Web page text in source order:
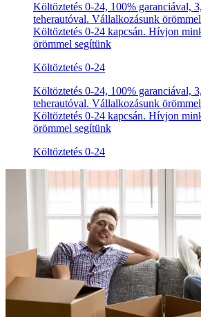
Költöztetés 0-24, 100% garanciával,
teherautóval. Vállalkozásunk
Költöztetés 0-24 kapcsán. Hívjon
örömmel segítünk
Költöztetés 0-24
Költöztetés 0-24, 100% garanciával,
teherautóval. Vállalkozásunk
Költöztetés 0-24 kapcsán. Hívjon
örömmel segítünk
Költöztetés 0-24